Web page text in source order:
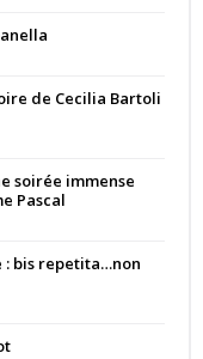
de Cecilia Bartoli
soirée immense
Pascal
: bis repetita…non